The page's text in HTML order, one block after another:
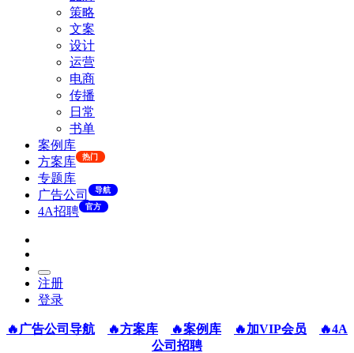
策略
文案
设计
运营
电商
传播
日常
书单
案例库
方案库
热门
专题库
广告公司
导航
4A招聘 官方
注册
登录
🔥广告公司导航 🔥方案库 🔥案例库 🔥加VIP会员
🔥4A
公司招聘